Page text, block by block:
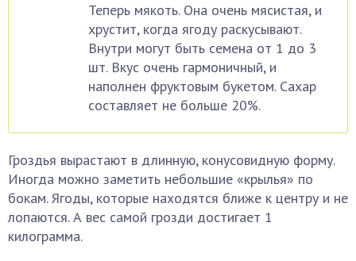
Теперь мякоть. Она очень мясистая, и
хрустит, когда ягоду раскусывают.
Внутри могут быть семена от 1 до 3
шт. Вкус очень гармоничный, и
наполнен фруктовым букетом. Сахар
составляет не больше 20%.
Гроздья вырастают в длинную, конусовидную форму.
Иногда можно заметить небольшие «крылья» по
бокам. Ягоды, которые находятся ближе к центру и не
лопаются. А вес самой грозди достигает 1
килограмма.